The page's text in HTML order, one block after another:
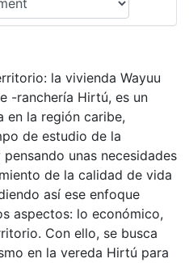
la vivienda Wayuu
-ranchería Hirtú, es un
en la región caribe,
de estudio de la
unas necesidades
de la calidad de vida
así ese enfoque
aspectos: lo económico,
Con ello, se busca
en la vereda Hirtú para